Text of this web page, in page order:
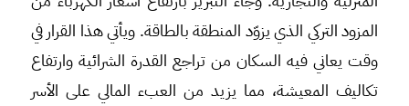
المزود التركي الذي يزوّد المنطقة بالطاقة. ويأتي هذا القرار في
وقت يعاني فيه السكان من تراجع القدرة الشرائية وارتفاع
تكاليف المعيشة، مما يزيد من العبء المالي على الأسر